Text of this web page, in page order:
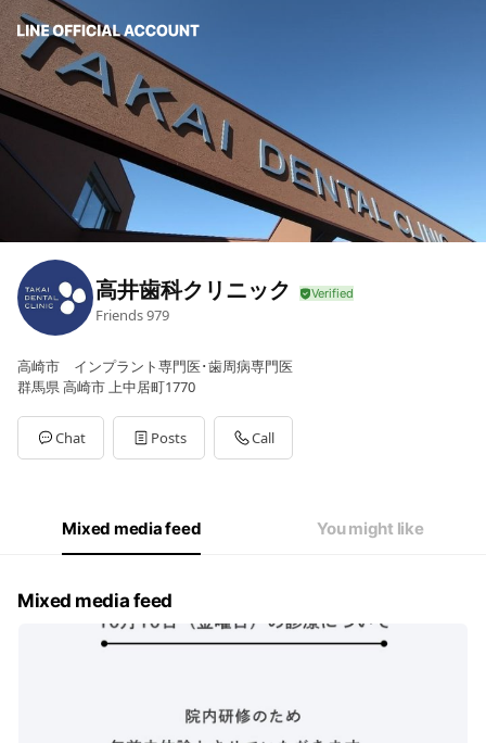
高井歯科クリニック
Friends979
高崎市 インプラント専門医･歯周病専門医
群馬県 高崎市 上中居町1770
Chat Posts Call
Mixed media feed You might like
Mixed media feed